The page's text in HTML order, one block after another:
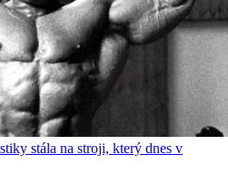
stála na stroji, který dnes v